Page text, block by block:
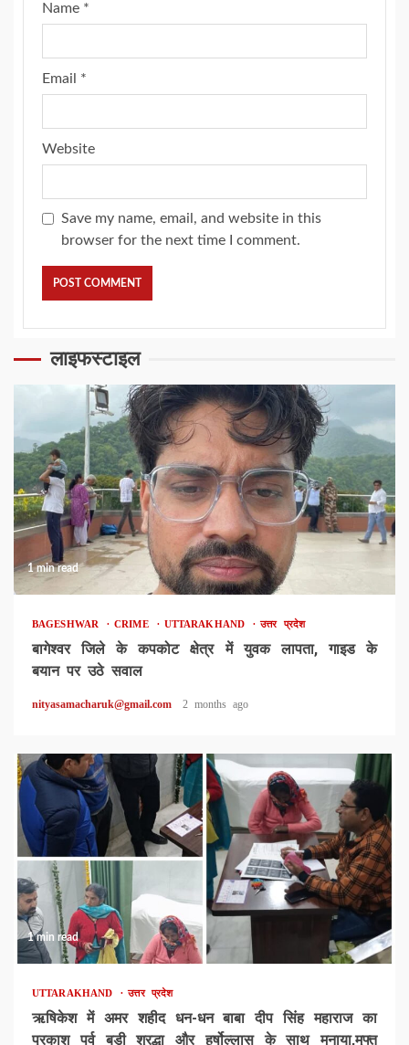
Name *
Email *
Website
Save my name, email, and website in this
browser for the next time I comment.
लाइफस्टाइल
1 min read
BAGESHWAR CRIME UTTARAKHAND उत्तर प्रदेश
बागेश्वर जिले के कपकोट क्षेत्र में युवक लापता, गाइड के
बयान पर उठे सवाल
nityasamacharuk@gmail.com 2 months ago
1 min read
UTTARAKHAND उत्तर प्रदेश
ऋषिकेश में अमर शहीद धन-धन बाबा दीप सिंह महाराज का
प्रकाश पर्व बड़ी श्रद्धा और हर्षोल्लास के साथ मनाया,मुफ्त